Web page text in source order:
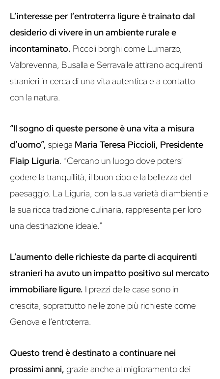
L’interesse per l’entroterra ligure è trainato dal
desiderio di vivere in un ambiente rurale e
incontaminato. Piccoli borghi come Lumarzo,
Valbrevenna, Busalla e Serravalle attirano acquirenti
stranieri in cerca di una vita autentica e a contatto
con la natura.
“Il sogno di queste persone è una vita a misura
d’uomo”, spiega Maria Teresa Piccioli, Presidente
Fiaip Liguria. “Cercano un luogo dove potersi
godere la tranquillità, il buon cibo e la bellezza del
paesaggio. La Liguria, con la sua varietà di ambienti e
la sua ricca tradizione culinaria, rappresenta per loro
una destinazione ideale.”
L’aumento delle richieste da parte di acquirenti
stranieri ha avuto un impatto positivo sul mercato
immobiliare ligure. I prezzi delle case sono in
crescita, soprattutto nelle zone più richieste come
Genova e l’entroterra.
Questo trend è destinato a continuare nei
prossimi anni, grazie anche al miglioramento dei